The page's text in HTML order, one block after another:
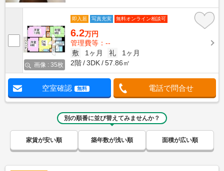
画像 : 35枚
即入居 写真充実 無料オンライン相談可
6.2万円
管理費等：--
敷
1ヶ月 礼
1ヶ月
2階
3DK 57.86㎡
空室確認 無料 電話で問合せ
別の順番に並び替えてみませんか？
家賃が安い順 築年数が浅い順 面積が広い順